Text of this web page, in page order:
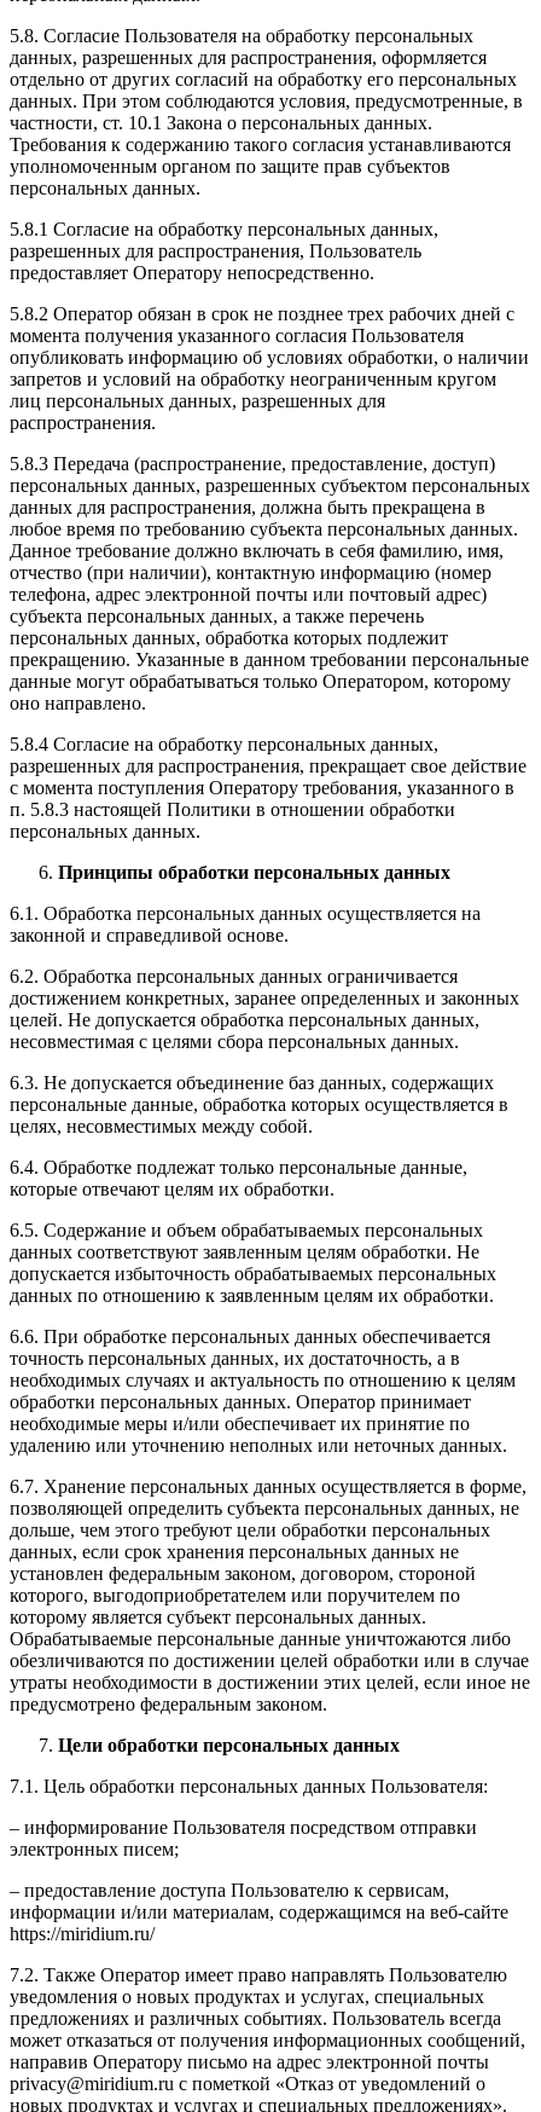
5.8. Согласие Пользователя на обработку персональных
данных, разрешенных для распространения, оформляется
отдельно от других согласий на обработку его персональных
данных. При этом соблюдаются условия, предусмотренные, в
частности, ст. 10.1 Закона о персональных данных.
Требования к содержанию такого согласия устанавливаются
уполномоченным органом по защите прав субъектов
персональных данных.
5.8.1 Согласие на обработку персональных данных,
разрешенных для распространения, Пользователь
предоставляет Оператору непосредственно.
5.8.2 Оператор обязан в срок не позднее трех рабочих дней с
момента получения указанного согласия Пользователя
опубликовать информацию об условиях обработки, о наличии
запретов и условий на обработку неограниченным кругом
лиц персональных данных, разрешенных для
распространения.
5.8.3 Передача (распространение, предоставление, доступ)
персональных данных, разрешенных субъектом персональных
данных для распространения, должна быть прекращена в
любое время по требованию субъекта персональных данных.
Данное требование должно включать в себя фамилию, имя,
отчество (при наличии), контактную информацию (номер
телефона, адрес электронной почты или почтовый адрес)
субъекта персональных данных, а также перечень
персональных данных, обработка которых подлежит
прекращению. Указанные в данном требовании персональные
данные могут обрабатываться только Оператором, которому
оно направлено.
5.8.4 Согласие на обработку персональных данных,
разрешенных для распространения, прекращает свое действие
с момента поступления Оператору требования, указанного в
п. 5.8.3 настоящей Политики в отношении обработки
персональных данных.
Принципы обработки персональных данных
6.1. Обработка персональных данных осуществляется на
законной и справедливой основе.
6.2. Обработка персональных данных ограничивается
достижением конкретных, заранее определенных и законных
целей. Не допускается обработка персональных данных,
несовместимая с целями сбора персональных данных.
6.3. Не допускается объединение баз данных, содержащих
персональные данные, обработка которых осуществляется в
целях, несовместимых между собой.
6.4. Обработке подлежат только персональные данные,
которые отвечают целям их обработки.
6.5. Содержание и объем обрабатываемых персональных
данных соответствуют заявленным целям обработки. Не
допускается избыточность обрабатываемых персональных
данных по отношению к заявленным целям их обработки.
6.6. При обработке персональных данных обеспечивается
точность персональных данных, их достаточность, а в
необходимых случаях и актуальность по отношению к целям
обработки персональных данных. Оператор принимает
необходимые меры и/или обеспечивает их принятие по
удалению или уточнению неполных или неточных данных.
6.7. Хранение персональных данных осуществляется в форме,
позволяющей определить субъекта персональных данных, не
дольше, чем этого требуют цели обработки персональных
данных, если срок хранения персональных данных не
установлен федеральным законом, договором, стороной
которого, выгодоприобретателем или поручителем по
которому является субъект персональных данных.
Обрабатываемые персональные данные уничтожаются либо
обезличиваются по достижении целей обработки или в случае
утраты необходимости в достижении этих целей, если иное не
предусмотрено федеральным законом.
Цели обработки персональных данных
7.1. Цель обработки персональных данных Пользователя:
– информирование Пользователя посредством отправки
электронных писем;
– предоставление доступа Пользователю к сервисам,
информации и/или материалам, содержащимся на веб-сайте
https://miridium.ru/
7.2. Также Оператор имеет право направлять Пользователю
уведомления о новых продуктах и услугах, специальных
предложениях и различных событиях. Пользователь всегда
может отказаться от получения информационных сообщений,
направив Оператору письмо на адрес электронной почты
privacy@miridium.ru с пометкой «Отказ от уведомлений о
новых продуктах и услугах и специальных предложениях».